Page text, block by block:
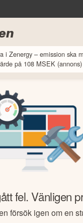
i Zenergy – emission ska
på 108 MSEK (annons)
fel. Vänligen
försök igen om en